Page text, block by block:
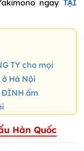
ngay TẠI
TY cho mọi
Hà Nội
ĐÌNH ấm
Hàn Quốc